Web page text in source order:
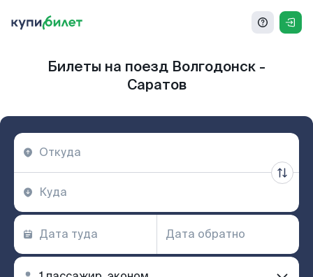
Билеты на поезд Волгодонск -
Саратов